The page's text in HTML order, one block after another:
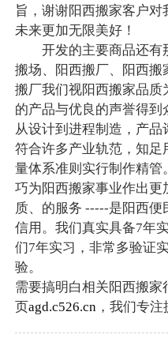
旨，谢谢阳西搬家客户
未来更加无限美好！
开发的主要商品还有
搬场、阳西搬厂、阳西
搬厂我们视阳西搬家品
的产品与优良的声誉得
从设计到进程制造，产
符合许多产业轨范，知
量体系准则实行制作精
巧为阳西搬家事业作出更
质、的服务 -----是阳西
信用。我们真实具备7年
们7年实习，非常多验证
验。
需要搞明白相关阳西搬家
页agd.c526.cn，我们专注